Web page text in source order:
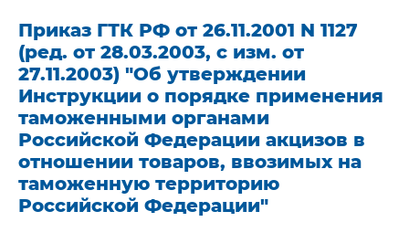
Приказ ГТК РФ от 26.11.2001 N 1127
(ред. от 28.03.2003, с изм. от
27.11.2003) "Об утверждении
Инструкции о порядке применения
таможенными органами
Российской Федерации акцизов в
отношении товаров, ввозимых на
таможенную территорию
Российской Федерации"